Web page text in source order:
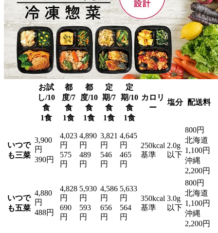
お試
し/10
食
1食
都
度/7
食
1食
都
度/10
食
1食
定
期/7
食
1食
定
期/10
食
1食
カロリ
ー
塩分 配送料
いつで
も三菜
3,900
円
390円
4,023
円
575
円
4,890
円
489
円
3,821
円
546
円
4,645
円
465
円
250kcal
基準
2.0g
以下
800円
北海道
1,100円
沖縄
2,200円
いつで
も五菜
4,880
円
488円
4,828
円
690
円
5,930
円
593
円
4,586
円
656
円
5,633
円
564
円
350kcal
基準
3.0g
以下
800円
北海道
1,100円
沖縄
2,200円